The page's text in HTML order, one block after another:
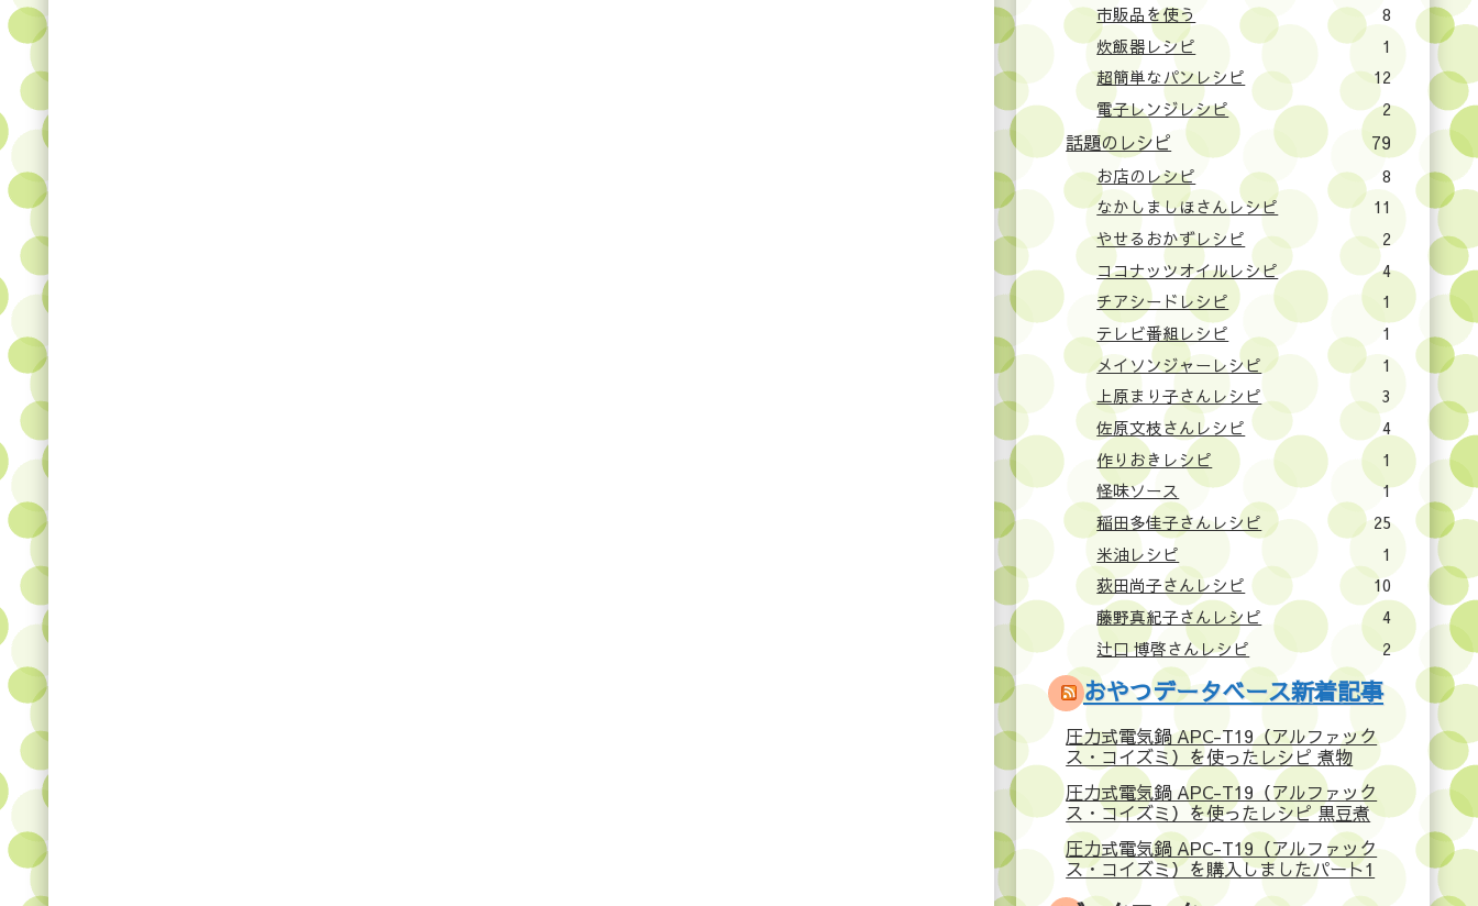
市販品を使う
8
炊飯器レシピ
1
超簡単なパンレシピ
12
電子レンジレシピ
2
話題のレシピ 79
お店のレシピ
8
なかしましほさんレシピ
11
やせるおかずレシピ
2
ココナッツオイルレシピ
4
チアシードレシピ
1
テレビ番組レシピ
1
メイソンジャーレシピ
1
上原まり子さんレシピ
3
佐原文枝さんレシピ
4
作りおきレシピ
1
怪味ソース
1
稲田多佳子さんレシピ
25
米油レシピ
1
荻田尚子さんレシピ
10
藤野真紀子さんレシピ
4
辻口 博啓さんレシピ
2
おやつデータベース新着記事
圧力式電気鍋 APC-T19（アルファック
ス・コイズミ）を使ったレシピ 煮物
圧力式電気鍋 APC-T19（アルファック
ス・コイズミ）を使ったレシピ 黒豆煮
圧力式電気鍋 APC-T19（アルファック
ス・コイズミ）を購入しましたパート1